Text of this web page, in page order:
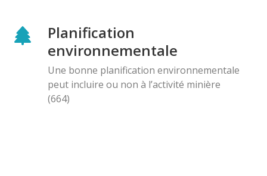
Planification
environnementale
Une bonne planification environnementale
peut incluire ou non à l’activité minière
(664)